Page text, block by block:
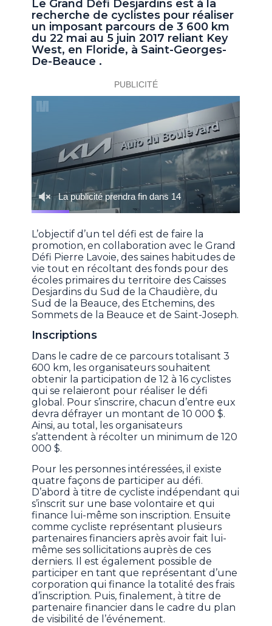
Le Grand Défi Desjardins est à la
recherche de cyclistes pour réaliser
un imposant parcours de 3 600 km
du 22 mai au 5 juin 2017 reliant Key
West, en Floride, à Saint-Georges-
De-Beauce .
L’objectif d’un tel défi est de faire la
promotion, en collaboration avec le Grand
Défi Pierre Lavoie, des saines habitudes de
vie tout en récoltant des fonds pour des
écoles primaires du territoire des Caisses
Desjardins du Sud de la Chaudière, du
Sud de la Beauce, des Etchemins, des
Sommets de la Beauce et de Saint-Joseph.
Inscriptions
Dans le cadre de ce parcours totalisant 3
600 km, les organisateurs souhaitent
obtenir la participation de 12 à 16 cyclistes
qui se relaieront pour réaliser le défi
global. Pour s’inscrire, chacun d’entre eux
devra défrayer un montant de 10 000 $.
Ainsi, au total, les organisateurs
s’attendent à récolter un minimum de 120
000 $.
Pour les personnes intéressées, il existe
quatre façons de participer au défi.
D’abord à titre de cycliste indépendant qui
s’inscrit sur une base volontaire et qui
finance lui-même son inscription. Ensuite
comme cycliste représentant plusieurs
partenaires financiers après avoir fait lui-
même ses sollicitations auprès de ces
derniers. Il est également possible de
participer en tant que représentant d’une
corporation qui finance la totalité des frais
d’inscription. Puis, finalement, à titre de
partenaire financier dans le cadre du plan
de visibilité de l’événement.